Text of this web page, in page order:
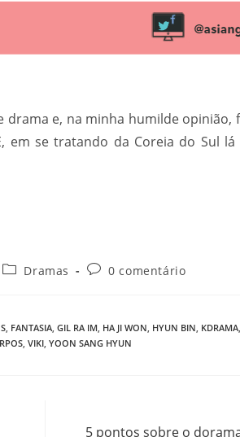
e, na minha humilde opinião,
se tratando da Coreia do Sul
Categoria
Dramas
Comentários
0 comentário
, FANTASIA, GIL RA IM, HA JI WON, HYUN BIN, KDRAMA,
, VIKI, YOON SANG HYUN
5 pontos sobre o